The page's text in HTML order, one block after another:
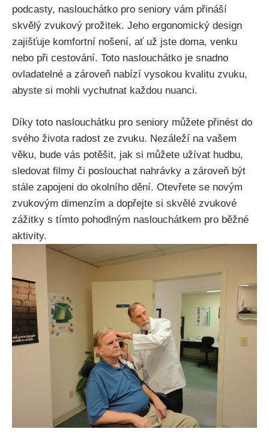
podcasty, naslouchátko pro seniory vám přináší
skvělý zvukový prožitek. Jeho ergonomický design
zajišťuje komfortní nošení, ať už jste doma, venku
nebo při cestování. Toto naslouchátko je snadno
ovladatelné a zároveň nabízí vysokou kvalitu zvuku,
abyste si mohli vychutnat každou nuanci.
Díky toto naslouchátku pro seniory můžete přinést do
svého života radost ze zvuku. Nezáleží na vašem
věku, bude vás potěšit, jak si můžete užívat hudbu,
sledovat filmy či poslouchat nahrávky a zároveň být
stále zapojeni do okolního dění. Otevřete se novým
zvukovým dimenzím a dopřejte si skvělé zvukové
zážitky s tímto pohodlným naslouchátkem pro běžné
aktivity.